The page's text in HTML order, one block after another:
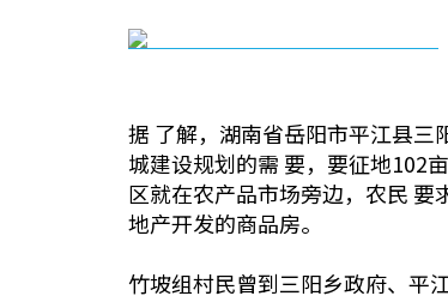
据 了解，湖南省岳阳市平江县
城建设规划的需 要，要征地102
区就在农产品市场旁边，农民
地产开发的商品房。
竹坡组村民曾到三阳乡政府、平